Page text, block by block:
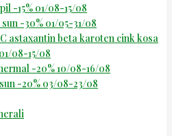
-15% 01/08-15/08
-30% 01/05-31/08
astaxantin beta karoten cink kosa
08-15/08
-20% 10/08-16/08
-20% 03/08-23/08